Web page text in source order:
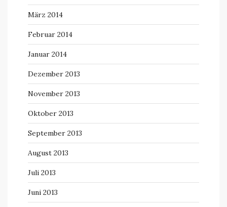
März 2014
Februar 2014
Januar 2014
Dezember 2013
November 2013
Oktober 2013
September 2013
August 2013
Juli 2013
Juni 2013